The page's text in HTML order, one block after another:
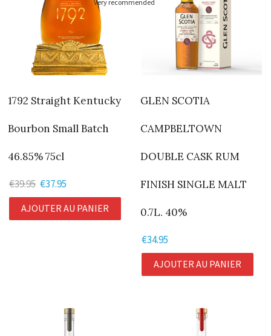
Very recommended
1792 Straight Kentucky
Bourbon Small Batch
46.85% 75cl
€39.95 Le
prix
€37.95
prix
AJOUTER AU PANIER
GLEN SCOTIA
CAMPBELTOWN
DOUBLE CASK RUM
FINISH SINGLE MALT
0.7L. 40%
€34.95
AJOUTER AU PANIER